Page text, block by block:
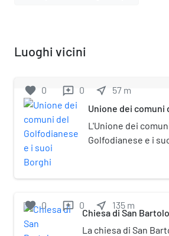
Luoghi vicini
favorite 0 reviews 0 near_me 57 m
Unione dei comuni
L'Unione dei
Golfodianese e i
formata dai comuni
San Bartolomeo al
Faraldi.
favorite 0 reviews 0 near_me 135 m
Chiesa di San
La chiesa di San